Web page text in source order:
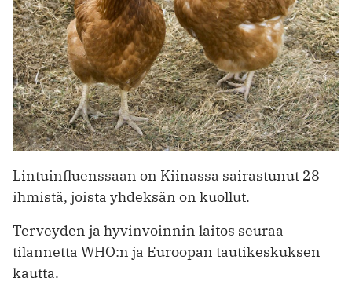
Lintuinfluenssaan on Kiinassa sairastunut 28
ihmistä, joista yhdeksän on kuollut.
Terveyden ja hyvinvoinnin laitos seuraa
tilannetta WHO:n ja Euroopan tautikeskuksen
kautta.